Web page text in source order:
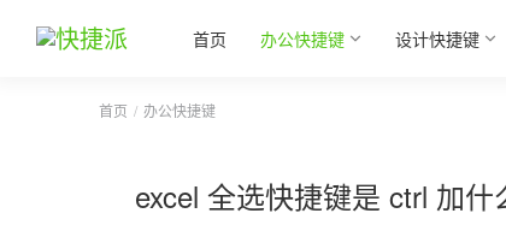
首页 办公快捷键 设计快捷键
首页 办公快捷键
excel 全选快捷键是 ctrl 加什